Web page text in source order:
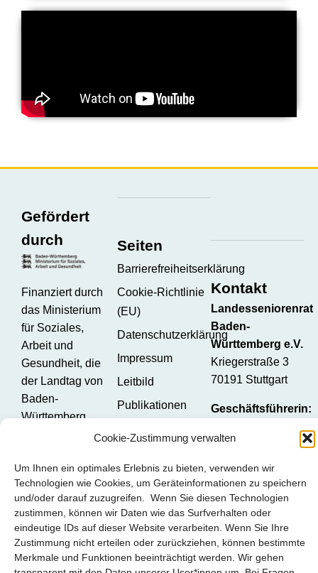
Cookie-Zustimmung verwalten
Um Ihnen ein optimales Erlebnis zu bieten, verwenden wir
Technologien wie Cookies, um Geräteinformationen zu speichern
und/oder darauf zuzugreifen. Wenn Sie diesen Technologien
zustimmen, können wir Daten wie das Surfverhalten oder
eindeutige IDs auf dieser Website verarbeiten. Wenn Sie Ihre
Zustimmung nicht erteilen oder zurückziehen, können bestimmte
Merkmale und Funktionen beeinträchtigt werden. Wir gehen
Gefördert
durch
Finanziert durch
das Ministerium
für Soziales,
Arbeit und
Gesundheit, die
der Landtag von
Baden-
Württemberg
beschlossen hat.
Seiten
Barrierefreiheitserklärung
Cookie-Richtlinie
(EU)
Datenschutzerklärung
Impressum
Leitbild
Publikationen
Kontakt
Landesseniorenrat
Baden-
Württemberg e.V.
Kriegerstraße 3
70191 Stuttgart
Geschäftsführerin:
Verwaltung:
Brigitte Quarda
Stefanie Knopp
Telefon: 0711 –
61 38 24
Mobil:0173 – 69